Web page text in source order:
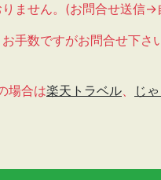
ません。(お問合せ送信
手数ですがお問合せ下
場合は楽天トラベル、 じ